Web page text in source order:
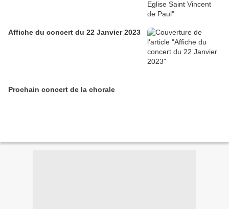
Affiche du concert du 22 Janvier 2023
Prochain concert de la chorale